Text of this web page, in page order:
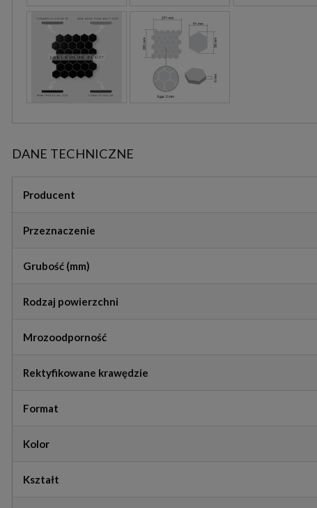
DANE TECHNICZNE
Producent
Przeznaczenie
Grubość (mm)
Rodzaj powierzchni
Mrozoodporność
Rektyfikowane krawędzie
Format
Kolor
Kształt